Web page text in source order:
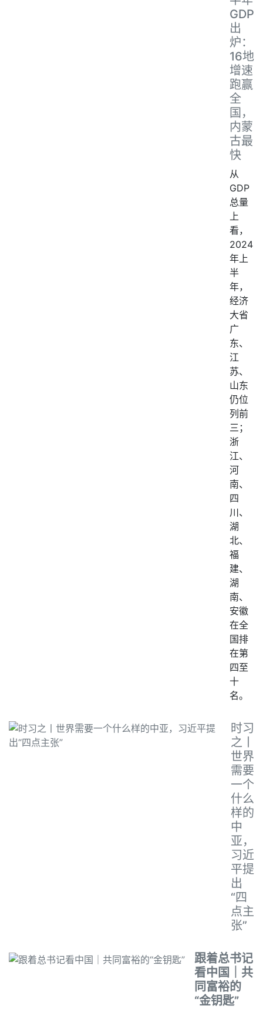
GDP
出
炉：
16地
增速
跑赢
全
国，
内蒙
古最
快
从
GDP
总量
上
看，
2024
年上
半
年，
经济
大省
广
东、
江
苏、
山东
仍位
列前
三；
浙
江、
河
南、
四
川、
湖
北、
福
建、
湖
南、
安徽
在全
国排
在第
四至
十
名。
时习
之丨
世界
需要
一个
什么
样的
中
亚，
习近
平提
出
“四
点主
张”
跟着总书记
看中国｜共
同富裕的
“金钥匙”